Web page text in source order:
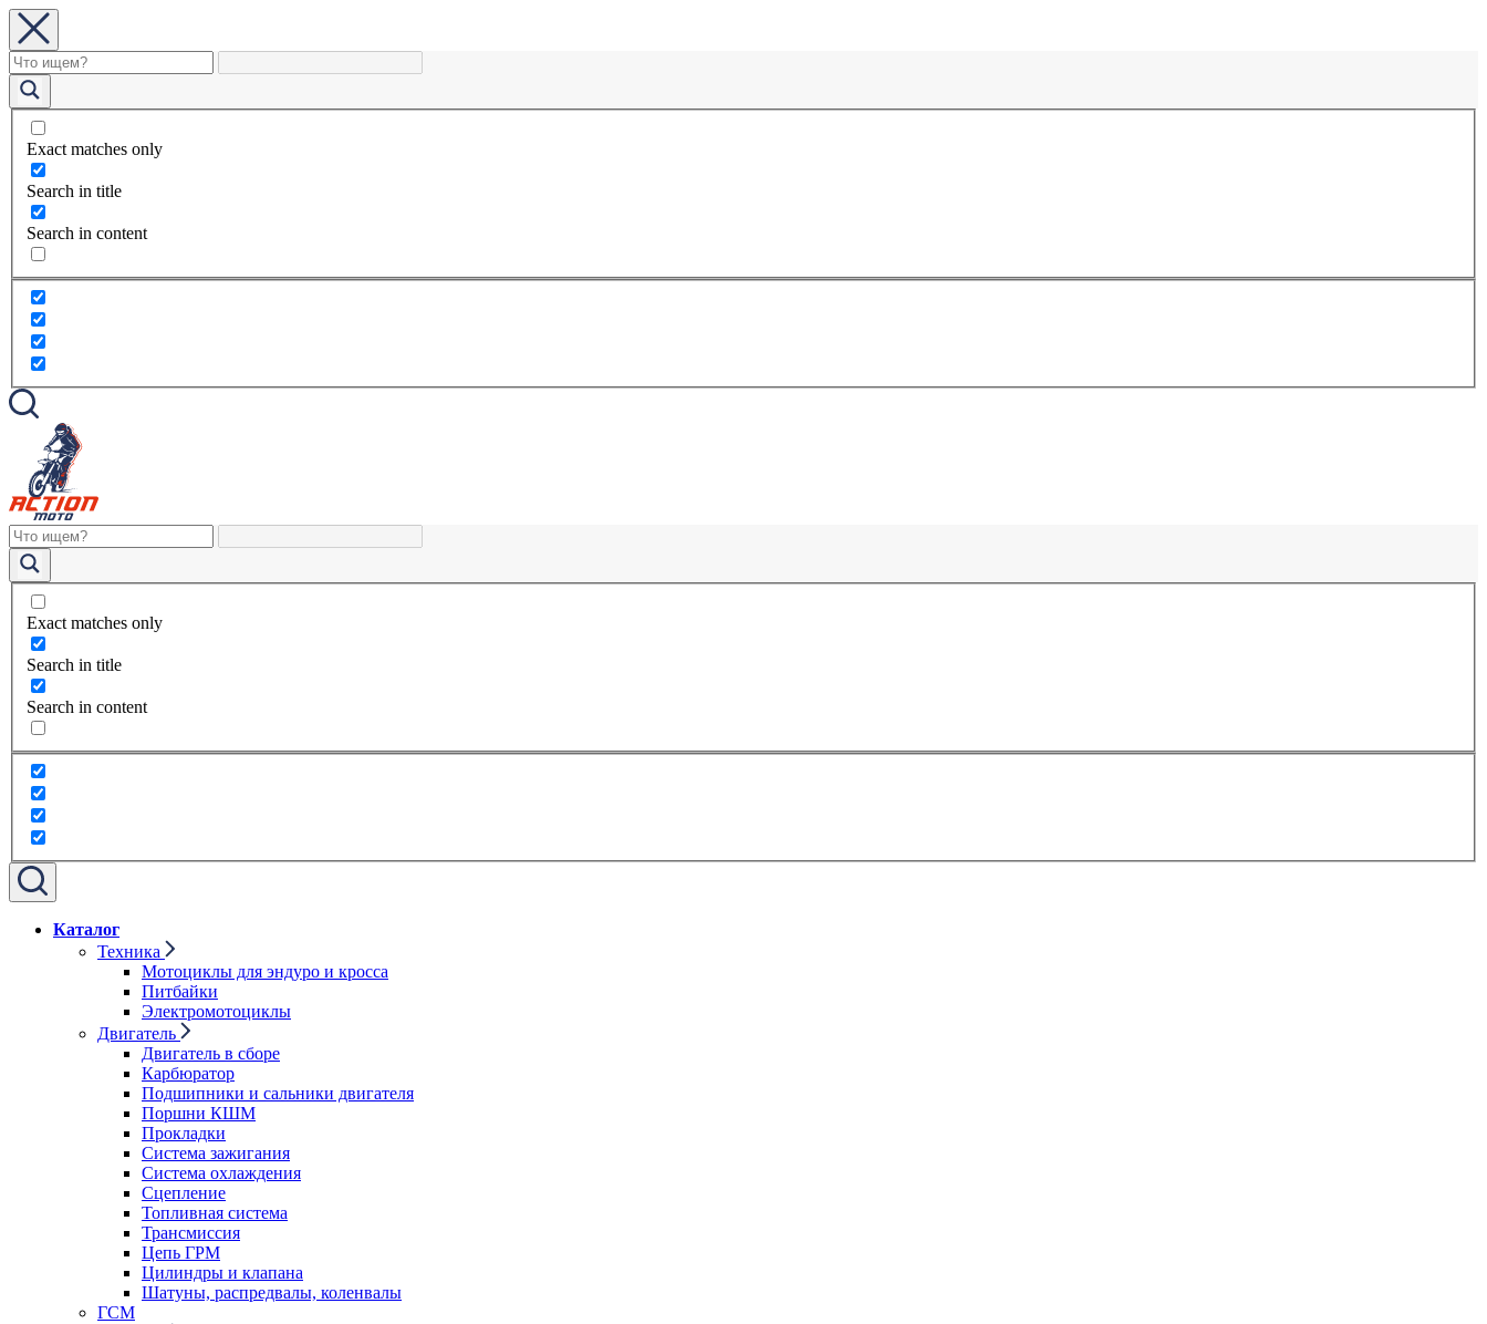
Exact matches only
Search in title
Search in content
Exact matches only
Search in title
Search in content
Каталог
Техника
Мотоциклы для эндуро и кросса
Питбайки
Электромотоциклы
Двигатель
Двигатель в сборе
Карбюратор
Подшипники и сальники двигателя
Поршни КШМ
Прокладки
Система зажигания
Система охлаждения
Сцепление
Топливная система
Трансмиссия
Цепь ГРМ
Цилиндры и клапана
Шатуны, распредвалы, коленвалы
ГСМ